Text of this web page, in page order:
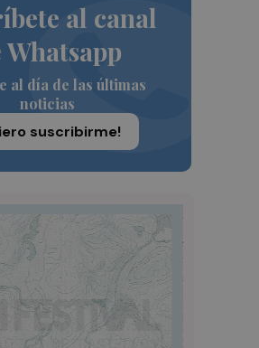
al canal
Whatsapp
al día de las últimas
noticias
suscribirme!